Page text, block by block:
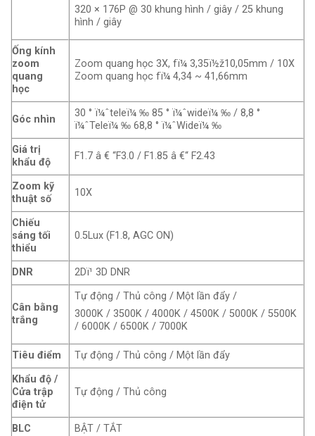
320 × 176P @ 30 khung hình / giây / 25 khung
hình / giây
Ống kính
zoom
quang
học
Zoom quang học 3X, fï¼ 3,35ï½ž10,05mm / 10X
Zoom quang học fï¼ 4,34 ~ 41,66mm
Góc nhìn
30 ° ï¼ˆteleï¼ ‰ 85 ° ï¼ˆwideï¼ ‰ / 8,8 °
ï¼ˆTeleï¼ ‰ 68,8 ° ï¼ˆWideï¼ ‰
Giá trị
khẩu độ
F1.7 â € “F3.0 / F1.85 â €“ F2.43
Zoom kỹ
thuật số
10X
Chiếu
sáng tối
thiểu
0.5Lux (F1.8, AGC ON)
DNR 2Dï¹ 3D DNR
Cân bằng
trắng
Tự động / Thủ công / Một lần đẩy /
3000K / 3500K / 4000K / 4500K / 5000K / 5500K
/ 6000K / 6500K / 7000K
Tiêu điểm
Tự động / Thủ công / Một lần đẩy
Khẩu độ /
Cửa trập
điện tử
Tự động / Thủ công
BLC
BẬT / TẮT